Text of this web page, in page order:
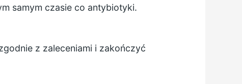
samym czasie co antybiotyki.
z zaleceniami i zakończyć